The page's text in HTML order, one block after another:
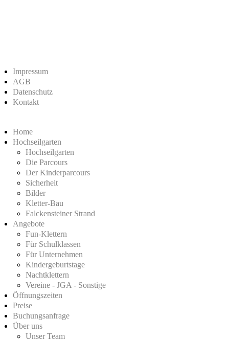
Impressum
AGB
Datenschutz
Kontakt
Home
Hochseilgarten
Hochseilgarten
Die Parcours
Der Kinderparcours
Sicherheit
Bilder
Kletter-Bau
Falckensteiner Strand
Angebote
Fun-Klettern
Für Schulklassen
Für Unternehmen
Kindergeburtstage
Nachtklettern
Vereine - JGA - Sonstige
Öffnungszeiten
Preise
Buchungsanfrage
Über uns
Unser Team